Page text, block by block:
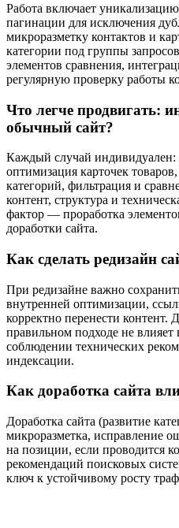
Работа включает
пагинации для исключения
микроразметку контактов и
категории под группы
элементов сравнения,
регулярную проверку работы
Что легче продвигать:
обычный сайт?
Каждый случай индивидуален:
оптимизация карточек
категорий, фильтрация и
контент, структура и
фактор — проработка
доработки сайта.
Как сделать редизайн
При редизайне важно
внутренней оптимизации,
корректно перенести контент.
правильном подходе не
соблюдении технических
индексации.
Как доработка сайта
Доработка сайта (развитие
микроразметка, исправление
на позиции, если проводится
рекомендаций поисковых
ключ к устойчивому росту